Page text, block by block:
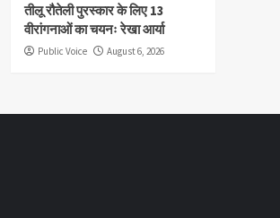
तीलू रौतेली पुरस्कार के लिए 13
वीरांगनाओं का चयनः रेखा आर्या
Public Voice August 6, 2026